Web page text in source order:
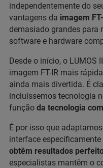
independentemente do
vantagens da imagem
demasiado grandes para
software e hardware
Desde o início, o
imagem FT-IR mais
ainda mais divertida. É
incluíssemos tecnologia
função da tecnologia
É por isso que
interface
obtêm resultados
especialistas mantêm o